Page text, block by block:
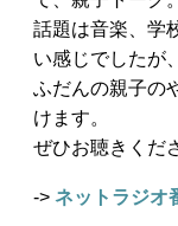
話題は音楽、学
い感じでしたが、
ふだんの親子の
けます。
ぜひお聴きくだ
-> ネットラジオ